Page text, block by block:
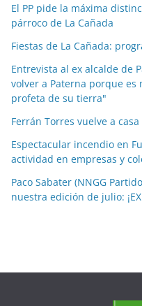
s
p
o
m
e
s
El PP pide la máxima
párroco de La Cañada
Fiestas de La Cañada:
Entrevista al ex alcalde de
volver a Paterna porque es
profeta de su tierra"
Ferrán Torres vuelve a
Espectacular incendio en
actividad en empresas y
Paco Sabater (NNGG
nuestra edición de julio: